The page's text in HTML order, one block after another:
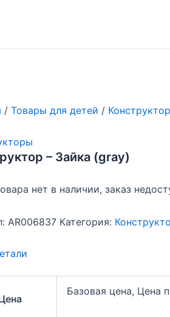
/ Товары для детей /
– Зайка (gray)
нет в наличии, заказ
AR006837 Категория:
Базовая цена, Цена